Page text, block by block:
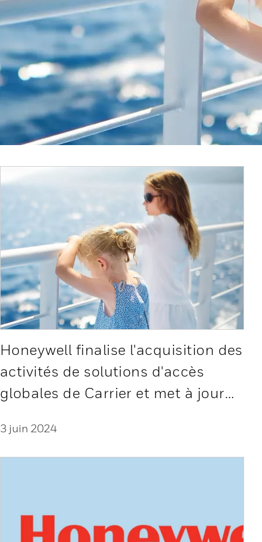
Honeywell finalise l'acquisition des
activités de solutions d'accès
globales de Carrier et met à jour
3 juin 2024